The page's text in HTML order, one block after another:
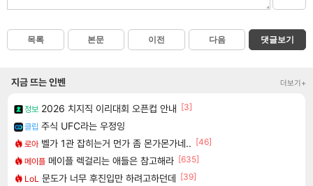
목록 본문 이전 다음 댓글보기
지금 뜨는 인벤 더보기+
정보 2026 치지직 이리대회 오픈컵 안내 [3]
클립 주식 UFC라는 우정잉
로아 벨가 1관 잡히는거 먼가 좀 몬가몬가네.. [46]
메이플 메이플 렉걸리는 애들은 참고해라 [635]
LoL 문도가 너무 후진입만 하려고하던데 [39]